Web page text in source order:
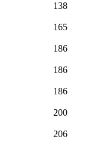
138
165
186
186
186
200
206